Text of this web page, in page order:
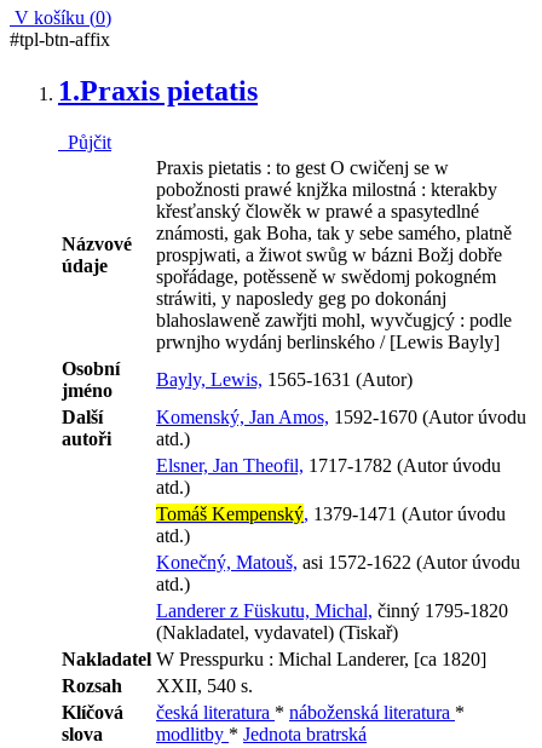
V košíku (0)
#tpl-btn-affix
1.Praxis pietatis
Půjčit
Názvové
údaje
Praxis pietatis : to gest O cwičenj se w
pobožnosti prawé knjžka milostná : kterakby
křesťanský člowěk w prawé a spasytedlné
známosti, gak Boha, tak y sebe samého, platně
prospjwati, a žiwot swůg w bázni Božj dobře
spořádage, potěsseně w swědomj pokogném
stráwiti, y naposledy geg po dokonánj
blahoslaweně zawřjti mohl, wyvčugjcý : podle
prwnjho wydánj berlinského / [Lewis Bayly]
Osobní
jméno
Bayly, Lewis, 1565-1631 (Autor)
Další
autoři
Komenský, Jan Amos, 1592-1670 (Autor úvodu
atd.)
Elsner, Jan Theofil, 1717-1782 (Autor úvodu
atd.)
Tomáš Kempenský, 1379-1471 (Autor úvodu
atd.)
Konečný, Matouš, asi 1572-1622 (Autor úvodu
atd.)
Landerer z Füskutu, Michal, činný 1795-1820
(Nakladatel, vydavatel) (Tiskař)
Nakladatel W Presspurku : Michal Landerer, [ca 1820]
Rozsah
XXII, 540 s.
Klíčová
slova
česká literatura * náboženská literatura *
modlitby * Jednota bratrská